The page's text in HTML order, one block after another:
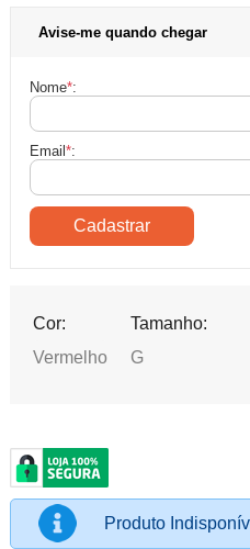
Avise-me quando chegar
Nome*:
Email*:
Cor:
Vermelho
Tamanho:
G
Produto